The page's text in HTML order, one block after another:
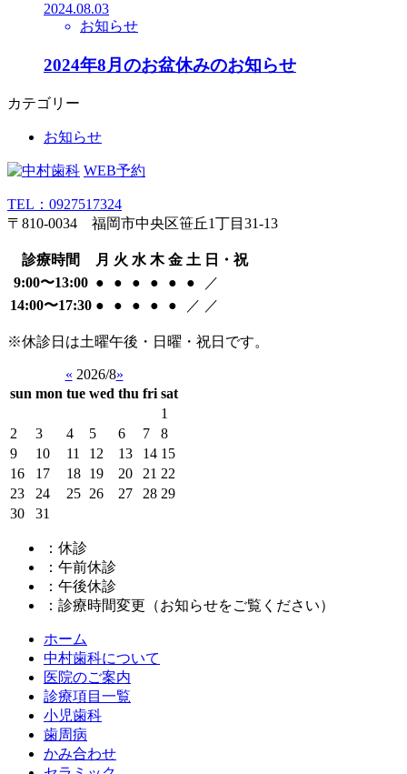
2024.08.03
お知らせ
2024年8月のお盆休みのお知らせ
カテゴリー
お知らせ
WEB予約
TEL：0927517324
〒810-0034 福岡市中央区笹丘1丁目31-13
診療時間 月 火 水 木 金 土 日・祝
9:00〜13:00 ● ● ● ● ● ●
／
14:00〜17:30 ● ● ● ● ● ／ ／
※休診日は土曜午後・日曜・祝日です。
« 2026/8»
sun mon tue wed thu fri sat
1
2
3 4 5 6 7
8
9
10 11 12 13 14 15
16
17 18 19 20 21 22
23
24 25 26 27 28 29
30
31
：休診
：午前休診
：午後休診
：診療時間変更（お知らせをご覧ください）
ホーム
中村歯科について
医院のご案内
診療項目一覧
小児歯科
歯周病
かみ合わせ